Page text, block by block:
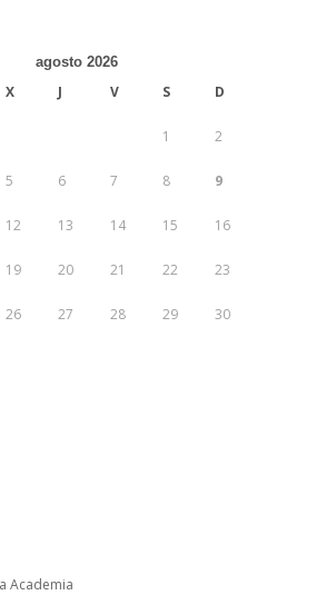
agosto 2026
X J V S D
1 2
5 6 7 8 9
12 13 14 15 16
19 20 21 22 23
26 27 28 29 30
Academia